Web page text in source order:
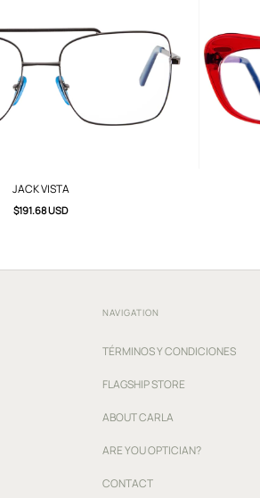
JACK VISTA
$191.68 USD
NAVIGATION
TÉRMINOS Y CONDICIONES
FLAGSHIP STORE
ABOUT CARLA
ARE YOU OPTICIAN?
CONTACT